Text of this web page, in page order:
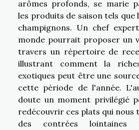
arômes profonds, se marie
les produits de saison tels que
champignons. Un chef
monde pourrait proposer un
travers un répertoire de
illustrant comment la
exotiques peut être une
cette période de l'année.
doute un moment privilégié
redécouvrir ces plats qui
des contrées